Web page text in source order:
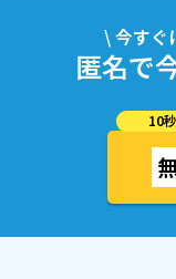
\ 今すぐ
匿名で
10